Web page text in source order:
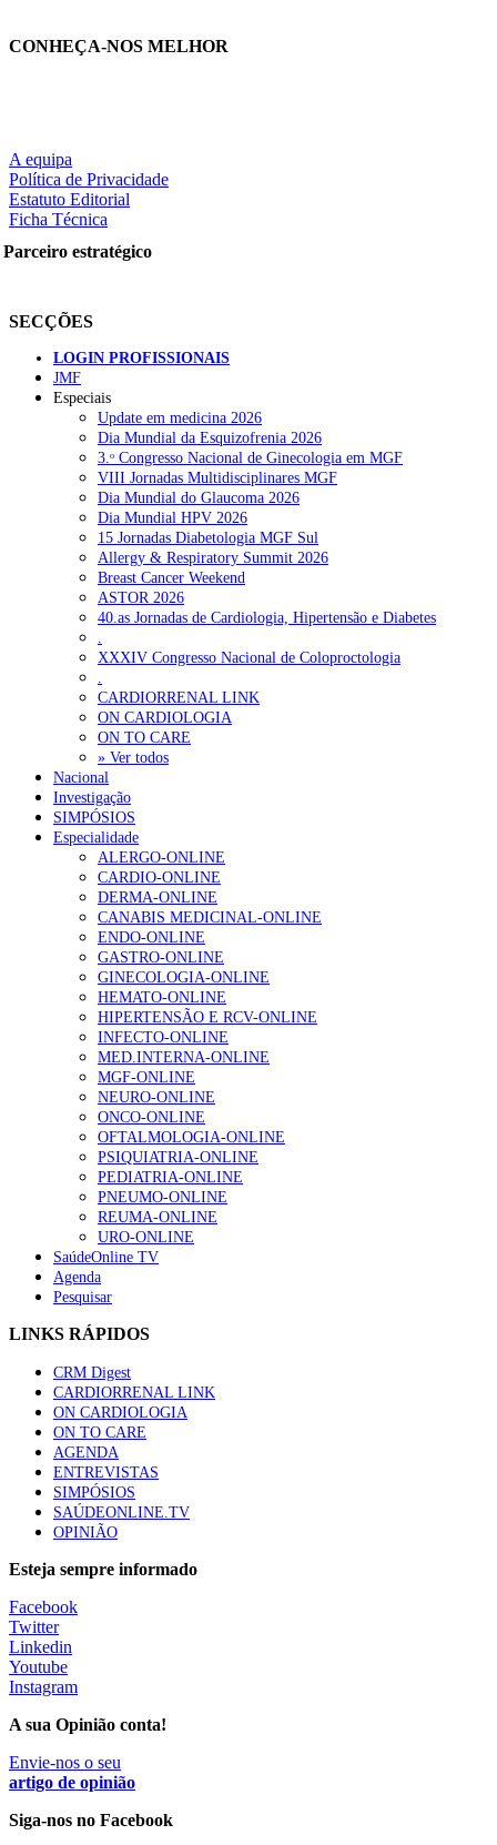
Partilhe nas redes sociais:
NOTÍCIAS RECENTES
Quase 11.900 jovens recorreram aos cheques psicólogo e
nutricionista no primeiro mês 7 de Agosto, 2026
ULS de Coimbra estreia cirurgia endoscópica do ouvido com
apoio robótico em Portugal 7 de Agosto, 2026
Enfermeiros exigem esclarecimentos sobre eventual gestão
privada da ULS do Algarve 7 de Agosto, 2026
Ordem dos Médicos alerta para riscos no novo sistema de acesso
a consultas e cirurgias
Portugal está a formar os médicos de que precisa?
2026
NOTÍCIAS MAIS LIDAS
Enfermagem Forense. “Da urgência ao tribunal, cada
gesto conta e cada profissional faz a diferença”
202 visualizações
Alguns milhares de utentes podem ficar sem médico de
família com nova regras do registo, alerta associação
155 visualizações
1.º Episódio do Podcast “Frequência Cardio – Sintoniza-
te na Insuficiência Cardíaca” da Bayer
99 visualizações
“Os programas de rastreio do cancro do pulmão são
custo-efetivos e representam um investimento
sustentável para os sistemas de saúde”
88 visualizações
Quase quatro em cada dez doentes com enfarte
86 visualizações
Trodelvy aprovado para primeira linha no cancro da
mama triplo negativo metastático em doentes não
elegíveis para inibidores PD-(L)1
61 visualizações
MAIS NOTÍCIAS
Tudo sobre branqueamento dentário
30 Nov, 2025
17 Nov, 2025
CONHEÇA-NOS MELHOR
A equipa
Política de Privacidade
Estatuto Editorial
Ficha Técnica
Parceiro estratégico
SECÇÕES
LOGIN PROFISSIONAIS
JMF
Especiais
Update em medicina 2026
Dia Mundial da Esquizofrenia 2026
3.ᵒ Congresso Nacional de Ginecologia em MGF
VIII Jornadas Multidisciplinares MGF
Dia Mundial do Glaucoma 2026
Dia Mundial HPV 2026
15 Jornadas Diabetologia MGF Sul
Allergy & Respiratory Summit 2026
Breast Cancer Weekend
ASTOR 2026
40.as Jornadas de Cardiologia, Hipertensão e Diabetes
.
XXXIV Congresso Nacional de Coloproctologia
.
CARDIORRENAL LINK
ON CARDIOLOGIA
ON TO CARE
» Ver todos
Nacional
Investigação
SIMPÓSIOS
Especialidade
ALERGO-ONLINE
CARDIO-ONLINE
DERMA-ONLINE
CANABIS MEDICINAL-ONLINE
ENDO-ONLINE
GASTRO-ONLINE
GINECOLOGIA-ONLINE
HEMATO-ONLINE
HIPERTENSÃO E RCV-ONLINE
INFECTO-ONLINE
MED.INTERNA-ONLINE
MGF-ONLINE
NEURO-ONLINE
ONCO-ONLINE
OFTALMOLOGIA-ONLINE
PSIQUIATRIA-ONLINE
PEDIATRIA-ONLINE
PNEUMO-ONLINE
REUMA-ONLINE
URO-ONLINE
SaúdeOnline TV
Agenda
Pesquisar
LINKS RÁPIDOS
CRM Digest
CARDIORRENAL LINK
ON CARDIOLOGIA
ON TO CARE
AGENDA
ENTREVISTAS
SIMPÓSIOS
SAÚDEONLINE.TV
OPINIÃO
Esteja sempre informado
Facebook
Twitter
Linkedin
Youtube
Instagram
A sua Opinião conta!
Envie-nos o seu
artigo de opinião
Siga-nos no Facebook